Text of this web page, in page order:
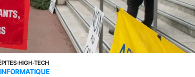
›HIGH-TECH